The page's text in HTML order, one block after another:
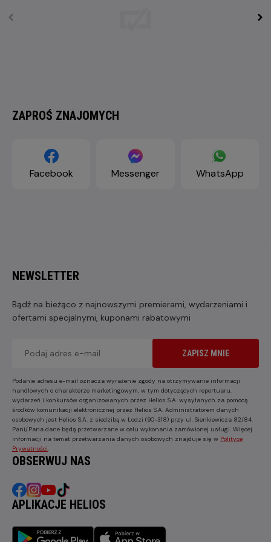
ZAPROŚ ZNAJOMYCH
Facebook Messenger WhatsApp
NEWSLETTER
Bądź na bieżąco z najnowszymi premierami, wydarzeniami i
ofertami specjalnymi, kuponami rabatowymi
ZAPISZ MNIE
Podanie adresu e-mail oznacza wyrażenie zgody na otrzymywanie informacji
handlowych o charakterze marketingowym, w tym dotyczących repertuaru,
wydarzeń i konkursów organizowanych przez Helios S.A. wysyłanych za pomocą
środków komunikacji elektronicznej przez Helios S.A. Administratorem danych
osobowych jest Helios S.A. z siedzibą w Łodzi (90-318) przy ul. Sienkiewicza 82/84.
Pani/Pana dane będą przetwarzane w celu wykonania zamówionej usługi. Więcej
informacji na temat przetwarzania danych osobowych znajduje się w Polityce
Prywatności
OBSERWUJ NAS
APLIKACJE HELIOS